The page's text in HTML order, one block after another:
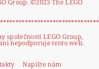
společností LEGO Group,
nepodporuje tento web.
Napište nám